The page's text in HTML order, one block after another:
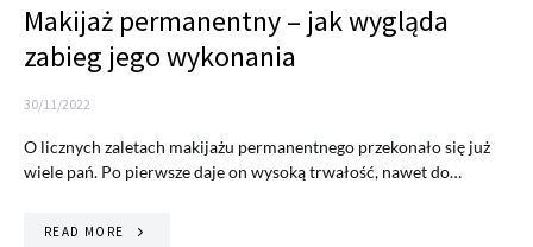
Makijaż permanentny – jak wygląda
zabieg jego wykonania
30/11/2022
O licznych zaletach makijażu permanentnego przekonało się już
wiele pań. Po pierwsze daje on wysoką trwałość, nawet do…
READ MORE